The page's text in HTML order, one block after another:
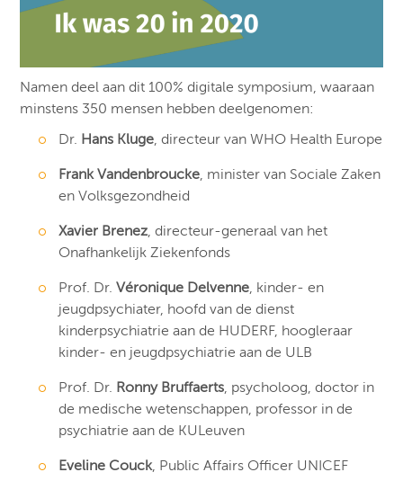
Namen deel aan dit 100% digitale symposium, waaraan
minstens 350 mensen hebben deelgenomen:
Dr. Hans Kluge, directeur van WHO Health Europe
Frank Vandenbroucke, minister van Sociale Zaken
en Volksgezondheid
Xavier Brenez, directeur-generaal van het
Onafhankelijk Ziekenfonds
Prof. Dr.Véronique Delvenne, kinder- en
jeugdpsychiater, hoofd van de dienst
kinderpsychiatrie aan de HUDERF, hoogleraar
kinder- en jeugdpsychiatrie aan de ULB
Prof. Dr. Ronny Bruffaerts, psycholoog, doctor in
de medische wetenschappen, professor in de
psychiatrie aan de KULeuven
Eveline Couck, Public Affairs Officer UNICEF